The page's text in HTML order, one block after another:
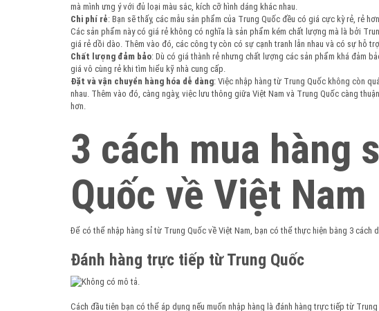
mà mình ưng ý với đủ loại màu sắc, kích cỡ hình dáng khác nhau.
Chi phí rẻ: Bạn sẽ thấy, các mẫu sản phẩm của Trung Quốc đều có giá cực kỳ rẻ, rẻ
Các sản phẩm này có giá rẻ không có nghĩa là sản phẩm kém chất lượng mà là bởi
giá rẻ dồi dào. Thêm vào đó, các công ty còn có sự cạnh tranh lẫn nhau và có sự hỗ
Chất lượng đảm bảo: Dù có giá thành rẻ nhưng chất lượng các sản phẩm khá đảm
giá vô cùng rẻ khi tìm hiểu kỹ nhà cung cấp.
Đặt và vận chuyển hàng hóa dễ dàng: Việc nhập hàng từ Trung Quốc không còn
nhau. Thêm vào đó, càng ngày, việc lưu thông giữa Việt Nam và Trung Quốc càng
hơn.
3 cách mua hàng
Quốc về Việt Nam
Để có thể nhập hàng sỉ từ Trung Quốc về Việt Nam, bạn có thể thực hiện bằng 3 cách
Đánh hàng trực tiếp từ Trung Quốc
Cách đầu tiên bạn có thể áp dụng nếu muốn nhập hàng là đánh hàng trực tiếp từ